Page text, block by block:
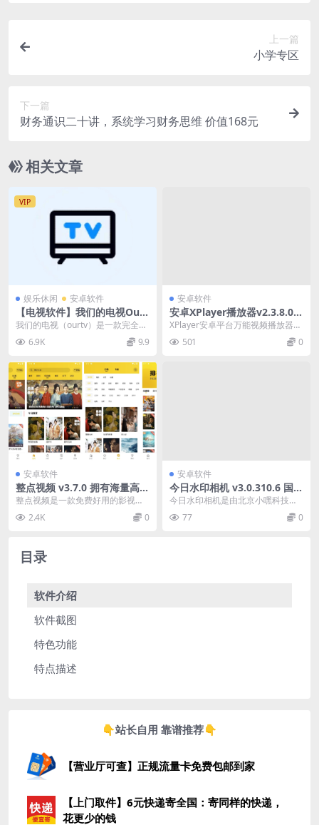
上一篇
小学专区
下一篇
财务通识二十讲，系统学习财务思维 价值168元
相关文章
VIP
娱乐休闲 安卓软件
【电视软件】我们的电视OurT
V(高清流畅电视直播) v3.9.5
我们的电视（ourtv）是一款完全无
广告的电视直播软件，清晰度可选
择高清，超清，...
6.9K 9.9
安卓软件
安卓XPlayer播放器v2.3.8.0高
级版
XPlayer安卓平台万能视频播放器，
影音发烧友必备高清视频播放器，
具有均衡器，...
501 0
安卓软件
整点视频 v3.7.0 拥有海量高清
影视资源，豪华片源，去广告
整点视频是一款免费好用的影视播
放软件，为广大影迷提供了庞大的
视频资源库和无广告的...
2.4K 0
安卓软件
今日水印相机 v3.0.310.6 国内
版 / v4.1.25.0谷歌版 去广告
今日水印相机是由北京小嘿科技有
限公司开发的手机拍摄软件，由鸭
先知软件网站分享发布...
77 0
目录
软件介绍
软件截图
特色功能
特点描述
👇站长自用 靠谱推荐👇
【营业厅可查】正规流量卡免费包邮到家
【上门取件】6元快递寄全国：寄同样的快递，
花更少的钱